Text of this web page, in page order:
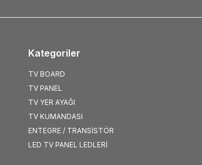
Kategoriler
TV BOARD
TV PANEL
TV YER AYAĞI
TV KUMANDASI
ENTEGRE / TRANSİSTÖR
LED TV PANEL LEDLERİ